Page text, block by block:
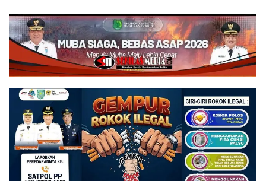
Etan
Kesongo